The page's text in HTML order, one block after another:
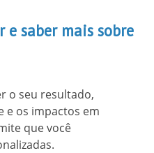
e saber mais sobre
o seu resultado,
e os impactos em
que você